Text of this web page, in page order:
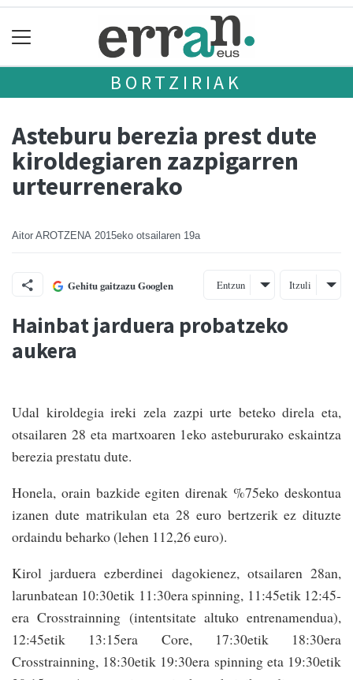
BORTZIRIAK
Asteburu berezia prest dute
kiroldegiaren zazpigarren
urteurrenerako
Aitor AROTZENA 2015eko otsailaren 19a
Gehitu gaitzazu Googlen Entzun Itzuli
Hainbat jarduera probatzeko
aukera
Udal kiroldegia ireki zela zazpi urte beteko direla eta,
otsailaren 28 eta martxoaren 1eko astebururako eskaintza
berezia prestatu dute.
Honela, orain bazkide egiten direnak %75eko deskontua
izanen dute matrikulan eta 28 euro bertzerik ez dituzte
ordaindu beharko (lehen 112,26 euro).
Kirol jarduera ezberdinei dagokienez, otsailaren 28an,
larunbatean 10:30etik 11:30era spinning, 11:45etik 12:45­
era Crosstrainning (intentsitate altuko entrenamendua),
12:45etik 13:15era Core, 17:30­e­tik 18:30era
Crosstrainning, 18:30e­tik 19:30­era spinning eta 19:30etik